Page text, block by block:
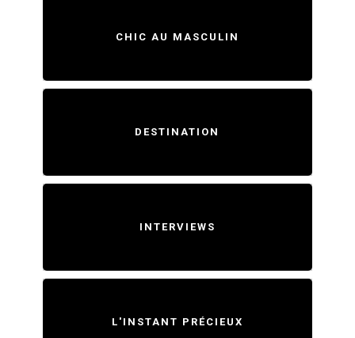
CHIC AU MASCULIN
DESTINATION
INTERVIEWS
L'INSTANT PRÉCIEUX